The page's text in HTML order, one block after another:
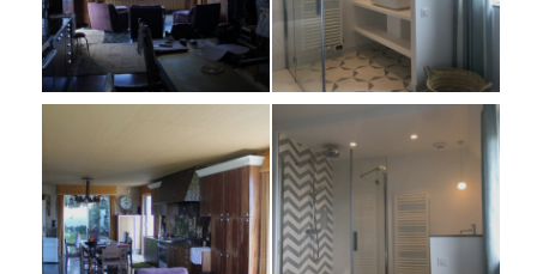
PROFESSIONNELS
CONFECTION
CONTACTEZ-NOUS
AB MAISON